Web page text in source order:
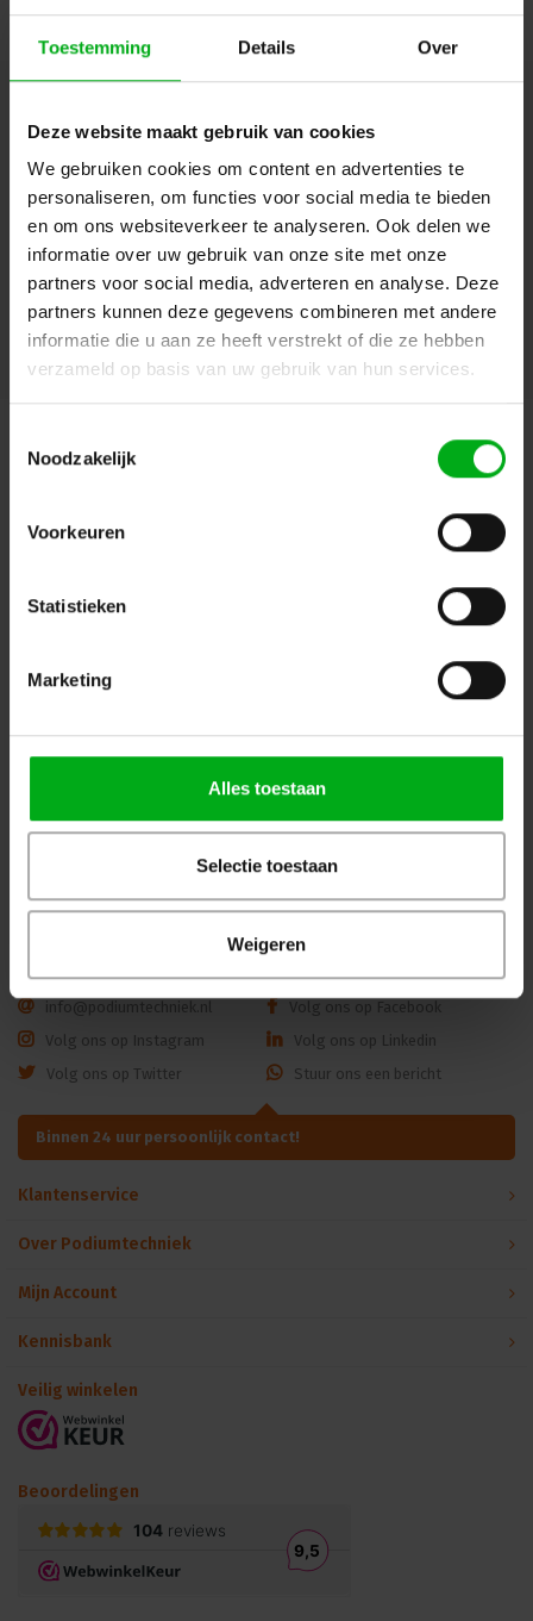
Toestemming Details Over
Deze website maakt gebruik van cookies
We gebruiken cookies om content en advertenties te
personaliseren, om functies voor social media te bieden
en om ons websiteverkeer te analyseren. Ook delen we
informatie over uw gebruik van onze site met onze
partners voor social media, adverteren en analyse. Deze
partners kunnen deze gegevens combineren met andere
informatie die u aan ze heeft verstrekt of die ze hebben
verzameld op basis van uw gebruik van hun services.
Noodzakelijk
Voorkeuren
Statistieken
Marketing
Alles toestaan
Selectie toestaan
Weigeren
Beschrijving en specificaties Downloads
FAQ en reviews
je klaar!
Bekijk alle producten
OP=OP
| transparant | 2,5 of 3m |
9.0/3.0 of 12.0/4.0 mm
Login voor prijzen
Profielspot LED Movinghead
| 330W | 8.000 – 15.000lm |
CMY | 29dB(A) | 18 gobo's
|4.4° - 60° | 18kg | CRI ≥92 -
≥70
Login voor prijzen
Dé specialist podiumtechniek; van schets naar uitvoering
Zaandam
+ 31 85 40 15 92 9
info@podiumtechniek.nl
Volg ons op Facebook
Volg ons op Instagram
Volg ons op Linkedin
Volg ons op Twitter
Stuur ons een bericht
Binnen 24 uur persoonlijk contact!
Klantenservice
Over Podiumtechniek
Mijn Account
Kennisbank
Veilig winkelen
Beoordelingen